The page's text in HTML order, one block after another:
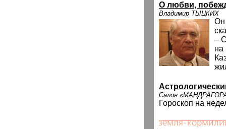
О любви,
Владимир ТЫЦКИХ
Он
–
на
Салон
Гороскоп на